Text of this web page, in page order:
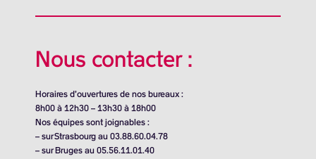
Nous contacter :
Horaires d’ouvertures de nos bureaux :
8h00 à 12h30 – 13h30 à 18h00
Nos équipes sont joignables :
– sur Strasbourg au 03.88.60.04.78
– sur Bruges au 05.56.11.01.40